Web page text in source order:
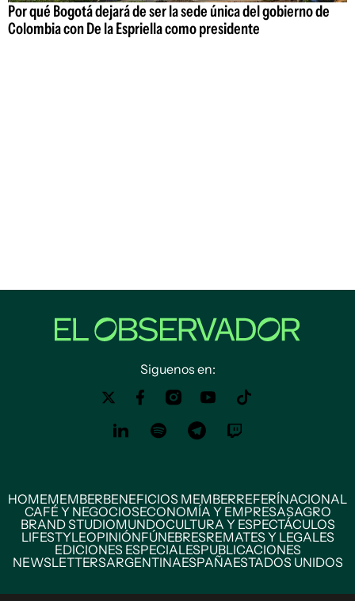
Por qué Bogotá dejará de ser la sede única del gobierno de
Colombia con De la Espriella como presidente
Siguenos en:
HOMEMEMBERBENEFICIOS MEMBERREFERÍNACIONAL
CAFÉ Y NEGOCIOSECONOMÍA Y EMPRESASAGRO
BRAND STUDIOMUNDOCULTURA Y ESPECTÁCULOS
LIFESTYLEOPINIÓNFÚNEBRESREMATES Y LEGALES
EDICIONES ESPECIALESPUBLICACIONES
NEWSLETTERSARGENTINAESPAÑAESTADOS UNIDOS